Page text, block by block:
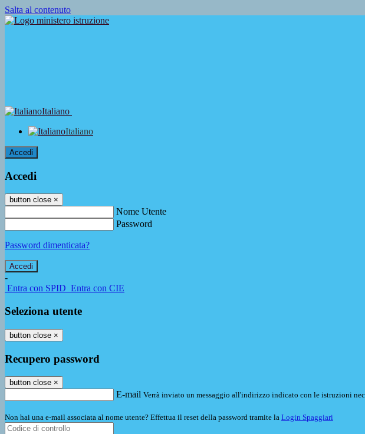
Salta al contenuto
Italiano
Italiano
Accedi
Accedi
button close ×
Nome Utente
Password
Password dimenticata?
-
Entra con SPID Entra con CIE
Seleziona utente
button close ×
Recupero password
button close ×
E-mail Verrà inviato un messaggio all'indirizzo indicato con le istruzioni
Non hai una e-mail associata al nome utente? Effettua il reset della password tramite la Login Spaggiari